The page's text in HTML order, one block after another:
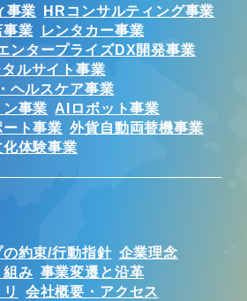
事業 HRコンサルティング事業
事業
レンタカー事業
ンタープライズDX開発事業
ルサイト事業
ヘルスケア事業
事業 AIロボット事業
ト事業 外貨自動両替機事業
体験事業
約束/行動指針 企業理念
組み 事業変遷と沿革
会社概要・アクセス